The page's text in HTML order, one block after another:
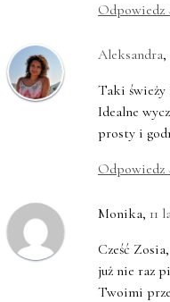
Odpowiedz
Aleksandra,
Taki świeży
Idealne
prosty i
Odpowiedz
Monika, 11
Cześć Zosia,
już nie raz
Twoimi